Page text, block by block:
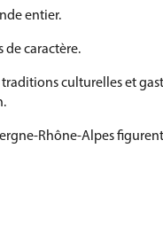
entier.
de caractère.
culturelles et
Rhône-Alpes